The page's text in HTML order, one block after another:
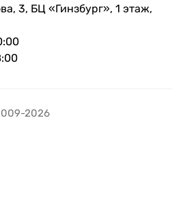
3, БЦ «Гинзбург», 1 этаж,
2026